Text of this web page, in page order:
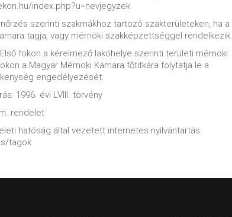
index.php?u=nevjegyzek
szerinti szakmákhoz tartozó szakterületeken, ha a
tagja, vagy mérnöki szakképzettséggel rendelkezik.
fokon a kérelmező lakóhelye szerinti területi mérnöki
a Magyar Mérnöki Kamara főtitkára folytatja le a
engedélyezését.
1996. évi LVIII. törvény
rendelet
hatóság által vezetett internetes nyilvántartás:
tagok